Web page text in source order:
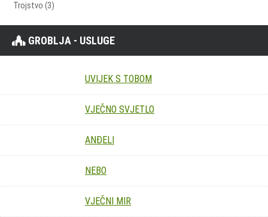
Trojstvo (3)
GROBLJA - USLUGE
UVIJEK S TOBOM
VJEČNO SVJETLO
ANĐELI
NEBO
VJEČNI MIR